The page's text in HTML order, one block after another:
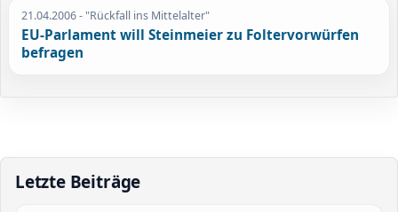
21.04.2006- "Rückfall ins Mittelalter"
EU-Parlament will Steinmeier zu Foltervorwürfen
befragen
Letzte Beiträge